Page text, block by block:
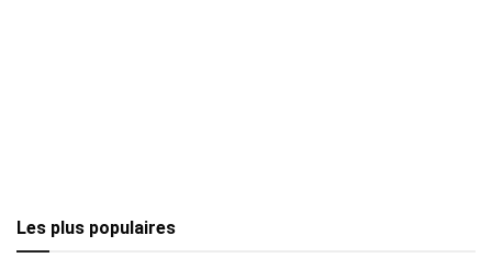
Les plus populaires